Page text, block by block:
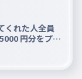
くれた人全員
円分をプレ